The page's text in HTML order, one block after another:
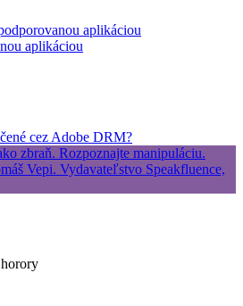
aplikáciou
aplikáciou
cez Adobe DRM?